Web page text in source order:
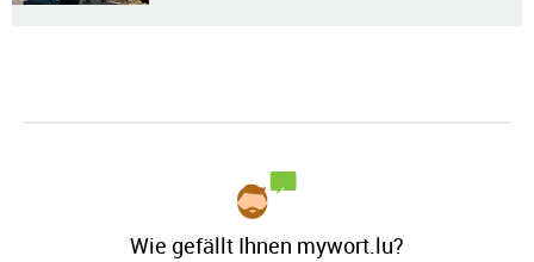
Wie gefällt Ihnen mywort.lu?